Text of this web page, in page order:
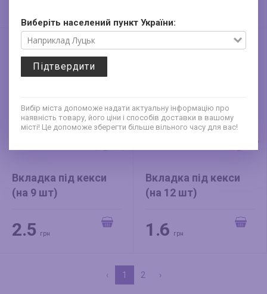
Виберіть населений пункт України:
Підтвердити
Вибір міста допоможе надати актуальну інформацію про
наявність товару, його ціни і способів доставки в вашому
місті! Це допоможе зберегти більше вільного часу для вас!
Вкладка під кекси
(на 9 шт)
2.5 грн
Вкладка під кекси
(на 12 шт)
1.6 грн
‹ 1 2 ›